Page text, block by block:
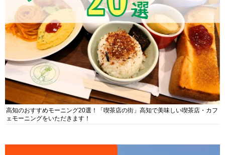
高知のおすすめモーニング20選！「喫茶店の街」高知で美味しい喫茶店・カフ
ェモーニングをいただきます！